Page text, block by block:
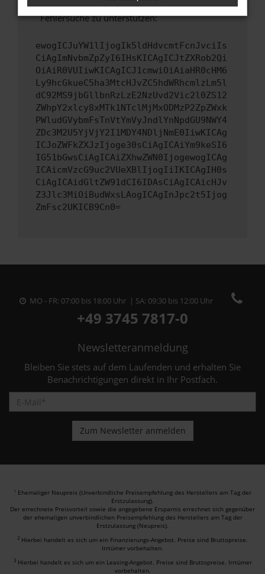
uns diesen Text schicken, um uns bei der
Fehlersuche zu unterstützen:
ewogICJuYW1lIjogIk5ldHdvcmtFcnJvciIs
CiAgImNvbmZpZyI6IHsKICAgICJtZXRob2Qi
OiAiR0VUIiwKICAgICJ1cmwiOiAiaHR0cHM6
Ly9hcGkueC5ha3MtcHJvZC5hdWRhcmlzLm5l
dC92MS9jbGllbnRzLzE2NzUvd2Vic2l0ZS12
ZWhpY2xlcy8xMTk1NTclMjMxODMzP2ZpZWxk
PWludGVybmFsTnVtYmVyJndlYnNpdGU9NWY4
ZDc3M2U5YjVjY2I1MDY4NDljNmE0IiwKICAg
ICJoZWFkZXJzIjoge30sCiAgICAiYm9keSI6
IG51bGwsCiAgICAiZXhwZWN0IjogewogICAg
ICAicmVzcG9uc2VUeXBlIjogIiIKICAgIH0s
CiAgICAidGltZW91dCI6IDAsCiAgICAicHJv
Z3Jlc3MiOiBudWxsLAogICAgInJpc2t5Ijog
ZmFsc2UKICB9Cn0=
MO - FR: 07:00 bis 18:00 Uhr | SA: 09:30 bis 12:00 Uhr
+49 3745 7817-0
Newsletteranmeldung
Bleiben Sie stets auf dem Laufenden und erhalten Sie
Benachrichtigungen direkt in Ihr Postfach.
1 Ehemaliger Neupreis (Unverbindliche Preisempfehlung des Herstellers am Tag der
Erstzulassung).
Der errechnete Preisvorteil sowie die angegebene Ersparnis errechnet sich gegenüber
der ehemaligen unverbindlichen Preisempfehlung des Herstellers am Tag der
Erstzulassung (Neupreis).
2 Hierbei handelt es sich um ein Finanzierungs-Angebot. Preise sind Bruttopreise.
Irrtümer vorbehalten.
3 Hierbei handelt es sich um ein Leasing-Angebot. Preise sind Bruttopreise. Irrtümer
vorbehalten.